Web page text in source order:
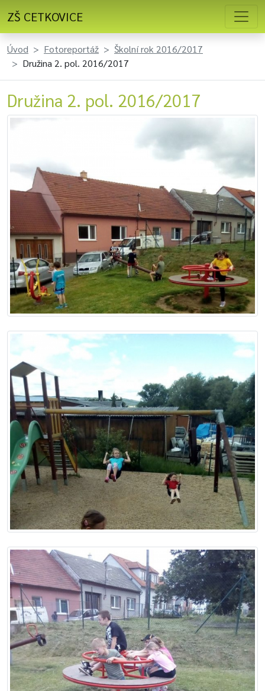
ZŠ CETKOVICE
Úvod Fotoreportáž
Školní rok 2016/2017
Družina 2. pol. 2016/2017
Družina 2. pol. 2016/2017